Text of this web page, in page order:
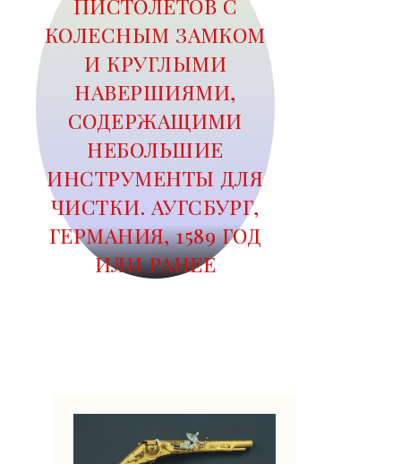
ПИСТОЛЕТОВ С
КОЛЕСНЫМ ЗАМКОМ
И КРУГЛЫМИ
НАВЕРШИЯМИ,
СОДЕРЖАЩИМИ
НЕБОЛЬШИЕ
ИНСТРУМЕНТЫ ДЛЯ
ЧИСТКИ. АУГСБУРГ,
ГЕРМАНИЯ, 1589 ГОД
ИЛИ РАНЕЕ